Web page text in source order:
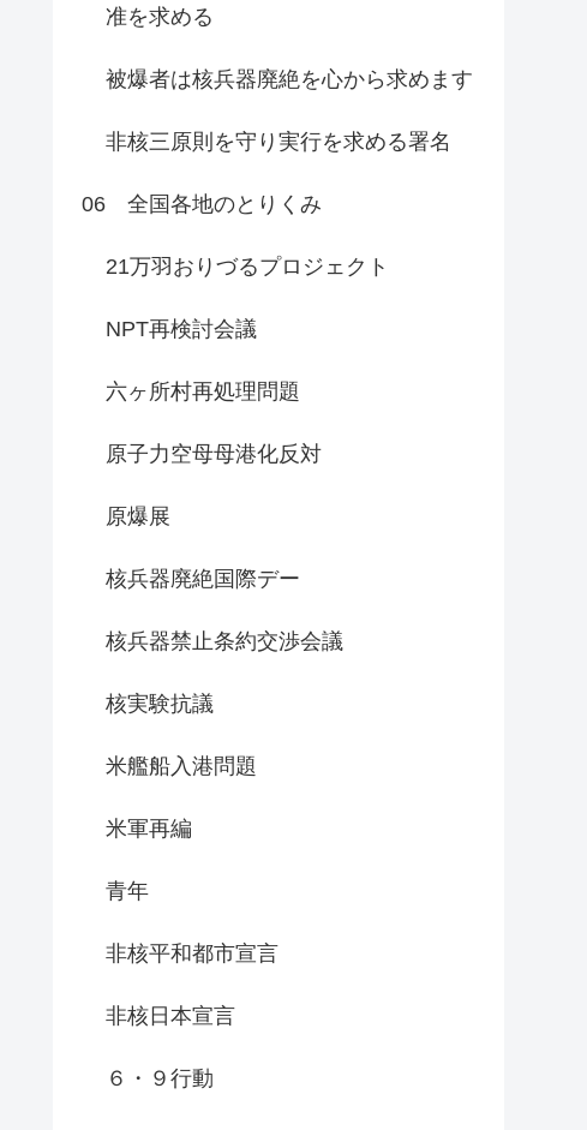
准を求める
被爆者は核兵器廃絶を心から求めます
非核三原則を守り実行を求める署名
06 全国各地のとりくみ
21万羽おりづるプロジェクト
NPT再検討会議
六ヶ所村再処理問題
原子力空母母港化反対
原爆展
核兵器廃絶国際デー
核兵器禁止条約交渉会議
核実験抗議
米艦船入港問題
米軍再編
青年
非核平和都市宣言
非核日本宣言
６・９行動